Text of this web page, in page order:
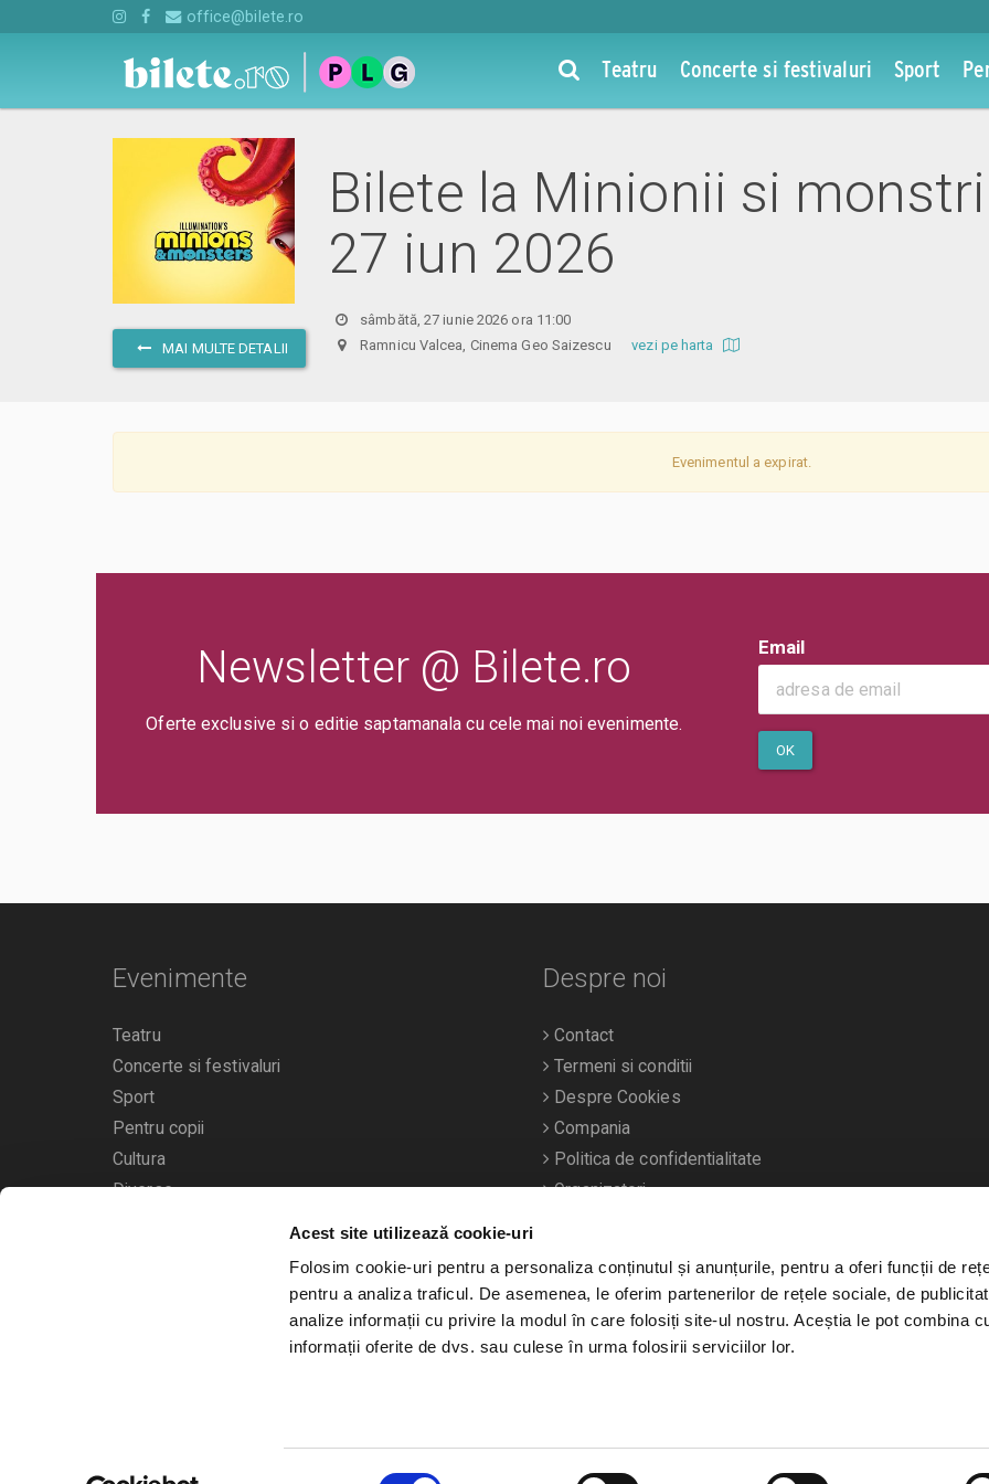
Acest site utilizează cookie-uri
Folosim cookie-uri pentru a personaliza conținutul și anunțurile, pentru a oferi funcții de
pentru a analiza traficul. De asemenea, le oferim partenerilor de rețele sociale, de
analize informații cu privire la modul în care folosiți site-ul nostru. Aceștia le pot combina
informații oferite de dvs. sau culese în urma folosirii serviciilor lor.
office@bilete.ro
Teatru Concerte si festivaluri Sport
MAI MULTE DETALII
Bilete la Minionii si
27 iun 2026
sâmbătă, 27 iunie 2026 ora 11:00
Ramnicu Valcea, Cinema Geo Saizescuvezi pe harta
Evenimentul a expirat.
Newsletter @ Bilete.ro
Oferte exclusive si o editie saptamanala cu cele mai noi evenimente.
Email
OK
Evenimente
Teatru
Concerte si festivaluri
Sport
Pentru copii
Cultura
Diverse
Calendarul evenimentelor
Despre noi
Contact
Termeni si conditii
Despre Cookies
Compania
Politica de confidentialitate
Organizatori
Bilete.ro